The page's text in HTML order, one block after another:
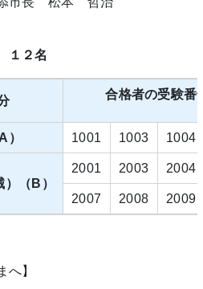
１２名
合格者の受験番
） 1001 1003 1004
（B）
2001 2003 2004
2007 2008 2009
へ】